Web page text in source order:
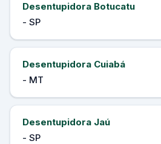
Desentupidora Botucatu
- SP
Desentupidora Cuiabá
- MT
Desentupidora Jaú
- SP